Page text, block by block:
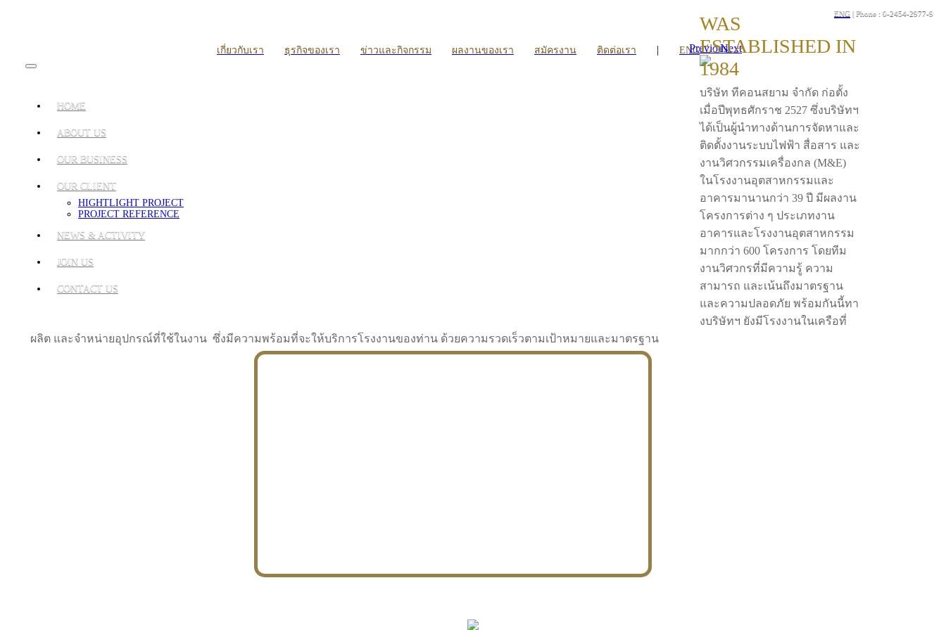
ENG | Phone : 0-2454-2977-9
เกี่ยวกับเรา ธุรกิจของเรา ข่าวและกิจกรรม ผลงานของเรา สมัครงาน ติดต่อเรา | ENG
HOME
ABOUT US
OUR BUSINESS
OUR CLIENT
HIGHTLIGHT PROJECT
PROJECT REFERENCE
NEWS & ACTIVITY
JOIN US
CONTACT US
PreviousNext
WAS
ESTABLISHED IN
1984
บริษัท ทีคอนสยาม จำกัด ก่อตั้ง
เมื่อปีพุทธศักราช 2527 ซึ่งบริษัทฯ
ได้เป็นผู้นำทางด้านการจัดหาและ
ติดตั้งงานระบบไฟฟ้า สื่อสาร และ
งานวิศวกรรมเครื่องกล (M&E)
ในโรงงานอุตสาหกรรมและ
อาคารมานานกว่า 39 ปี มีผลงาน
โครงการต่าง ๆ ประเภทงาน
อาคารและโรงงานอุตสาหกรรม
มากกว่า 600 โครงการ โดยทีม
งานวิศวกรที่มีความรู้ ความ
สามารถ และเน้นถึงมาตรฐาน
และความปลอดภัย พร้อมกันนี้ทา
งบริษัทฯ ยังมีโรงงานในเครือที่
ผลิต และจำหน่ายอุปกรณ์ที่ใช้ในงาน ซึ่งมีความพร้อมที่จะให้บริการโรงงานของท่าน ด้วยความรวดเร็วตามเป้าหมายและมาตรฐาน